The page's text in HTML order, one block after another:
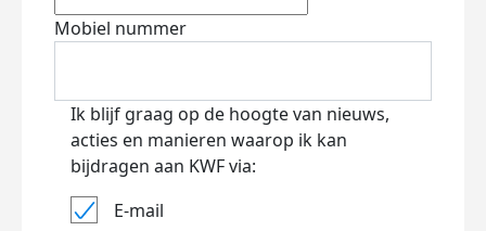
Mobiel nummer
Ik blijf graag op de hoogte van nieuws,
acties en manieren waarop ik kan
bijdragen aan KWF via:
E-mail